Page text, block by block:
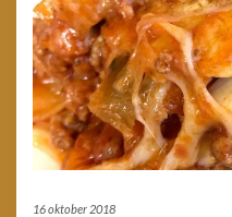
16 oktober 2018